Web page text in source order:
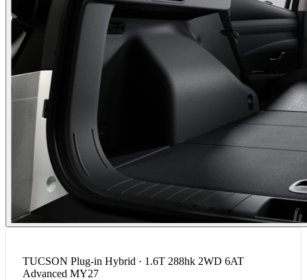
TUCSON Plug-in Hybrid · 1.6T 288hk 2WD 6AT
Advanced MY27